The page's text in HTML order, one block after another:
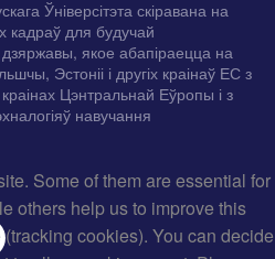
Ўніверсітэта скіравана на
кадраў для будучай
якое абапіраецца на
Эстоніі і другіх краінаў ЕС з
Цэнтральнай Еўропы і з
навучання
Some of them are essential for
others help us to improve this
cookies). You can decide